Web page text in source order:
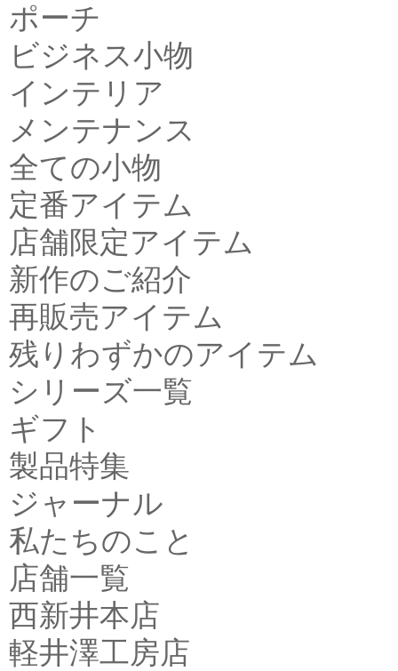
ポーチ
ビジネス小物
インテリア
メンテナンス
全ての小物
定番アイテム
店舗限定アイテム
新作のご紹介
再販売アイテム
残りわずかのアイテム
シリーズ一覧
ギフト
製品特集
ジャーナル
私たちのこと
店舗一覧
西新井本店
軽井澤工房店